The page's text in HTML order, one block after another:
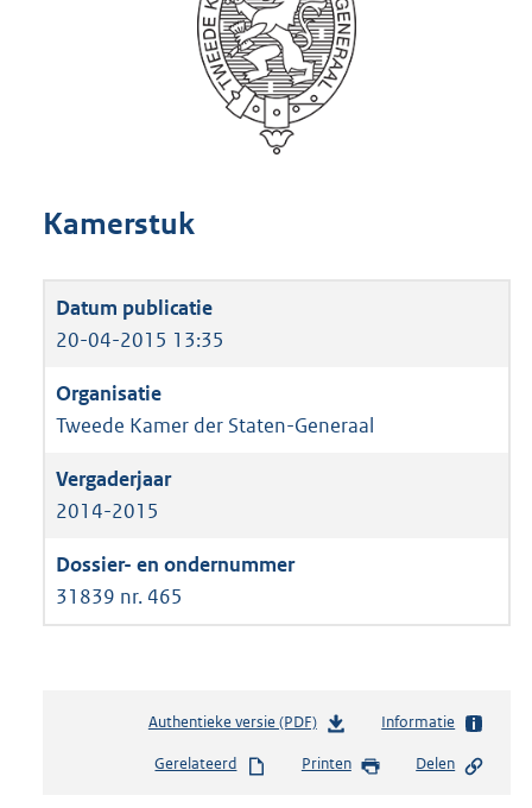
Kamerstuk
20-04-2015 13:35
Tweede Kamer der Staten-Generaal
2014-2015
31839 nr. 465
Authentieke versie (PDF)b
s
Informatie
Gerelateerd Printen Delen